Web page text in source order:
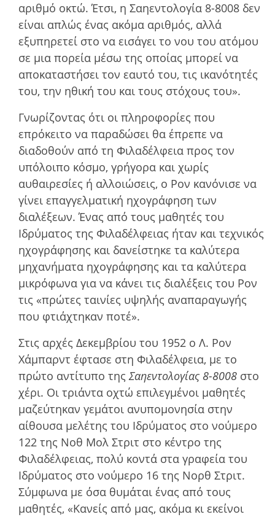
αριθµό οκτώ. Έτσι, η Σαηεντολογία 8-8008 δεν
είναι απλώς ένας ακόµα αριθµός, αλλά
εξυπηρετεί στο να εισάγει το νου του ατόµου
σε µια πορεία µέσω της οποίας µπορεί να
αποκαταστήσει τον εαυτό του, τις ικανότητές
του, την ηθική του και τους στόχους του».
Γνωρίζοντας ότι οι πληροφορίες που
επρόκειτο να παραδώσει θα έπρεπε να
διαδοθούν από τη Φιλαδέλφεια προς τον
υπόλοιπο κόσµο, γρήγορα και χωρίς
αυθαιρεσίες ή αλλοιώσεις, ο Ρον κανόνισε να
γίνει επαγγελµατική ηχογράφηση των
διαλέξεων. Ένας από τους µαθητές του
Ιδρύµατος της Φιλαδέλφειας ήταν και τεχνικός
ηχογράφησης και δανείστηκε τα καλύτερα
µηχανήµατα ηχογράφησης και τα καλύτερα
µικρόφωνα για να κάνει τις διαλέξεις του Ρον
τις «πρώτες ταινίες υψηλής αναπαραγωγής
που φτιάχτηκαν ποτέ».
Στις αρχές Δεκεµβρίου του 1952 ο Λ. Ρον
Χάμπαρντ έφτασε στη Φιλαδέλφεια, µε το
πρώτο αντίτυπο τηςΣαηεντολογίας 8-8008 στο
χέρι. Οι τριάντα οχτώ επιλεγµένοι µαθητές
µαζεύτηκαν γεµάτοι ανυποµονησία στην
αίθουσα µελέτης του Ιδρύµατος στο νούµερο
122 της Νοθ Μολ Στριτ στο κέντρο της
Φιλαδέλφειας, πολύ κοντά στα γραφεία του
Ιδρύµατος στο νούµερο 16 της Νορθ Στριτ.
Σύµφωνα µε όσα θυµάται ένας από τους
µαθητές, «Κανείς από µας, ακόµα κι εκείνοι